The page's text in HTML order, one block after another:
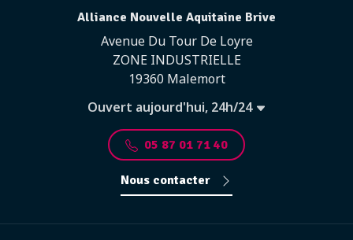
Alliance Nouvelle Aquitaine Brive
Avenue Du Tour De Loyre
ZONE INDUSTRIELLE
19360 Malemort
Ouvert aujourd'hui, 24h/24
05 87 01 71 40
Nous contacter